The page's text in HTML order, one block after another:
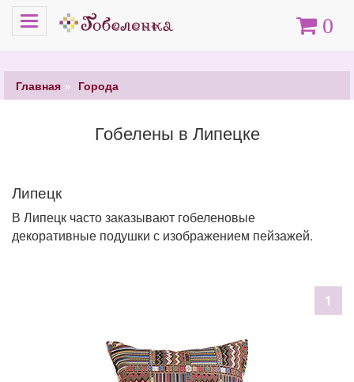
Меню Корзина
0
Главная Города
Гобелены в Липецке
Липецк
В Липецк часто заказывают гобеленовые
декоративные подушки с изображением пейзажей.
1